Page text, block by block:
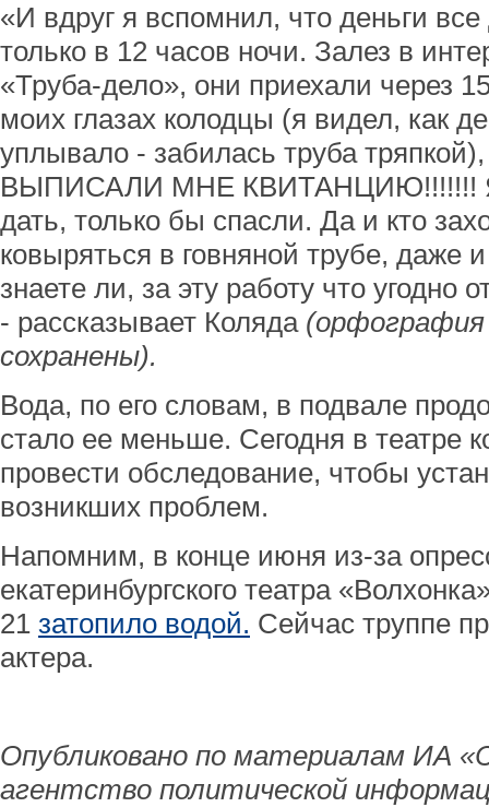
«И вдруг я вспомнил, что деньги
только в 12 часов ночи. Залез в
«Труба-дело», они приехали через
моих глазах колодцы (я видел, как
уплывало - забилась труба
ВЫПИСАЛИ МНЕ КВИТАНЦИЮ!!!!!!! Я
дать, только бы спасли. Да и кто
ковыряться в говняной трубе, даже
знаете ли, за эту работу что угодно
- рассказывает Коляда
сохранены).
Вода, по его словам, в подвале
стало ее меньше. Сегодня в театре
провести обследование, чтобы
возникших проблем.
Напомним, в конце июня из-за
екатеринбургского театра
21 затопило водой. Сейчас труппе
актера.
Опубликовано по материалам ИА
агентство политической